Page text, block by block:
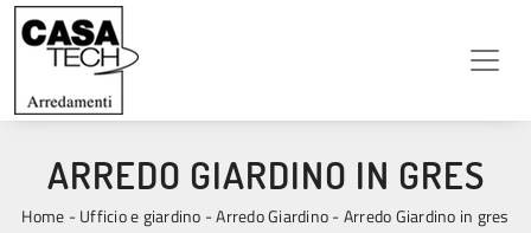
ARREDO GIARDINO IN GRES
Home -Ufficio e giardino -Arredo Giardino-Arredo Giardino in gres